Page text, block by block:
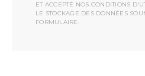
ET ACCEPTÉ NOS CONDITIONS
LE STOCKAGE DES DONNÉES
FORMULAIRE.